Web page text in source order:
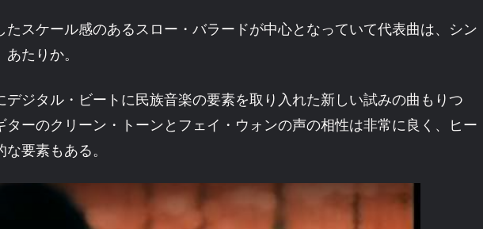
たスケール感のあるスロー・バラードが中心となっていて代表曲は、シン
たりか。
デジタル・ビートに民族音楽の要素を取り入れた新しい試みの曲もりつ
ターのクリーン・トーンとフェイ・ウォンの声の相性は非常に良く、ヒー
要素もある。